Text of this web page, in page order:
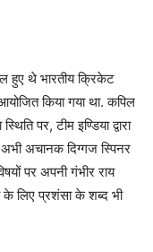
हुए थे भारतीय क्रिकेट
किया गया था. कपिल
पर, टीम इण्डिया द्वारा
अचानक दिग्गज स्पिनर
पर अपनी गंभीर राय
के लिए प्रशंसा के शब्द भी